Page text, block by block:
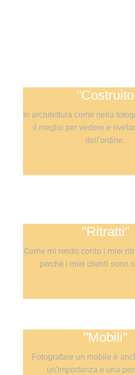
"Costruito
In architettura come nella
il meglio per vedere e
dell'ordine.
"Ritratti"
Come mi rendo conto i miei
perché i miei clienti sono
"Mobili"
Fotografare un mobile è
un'importanza e una